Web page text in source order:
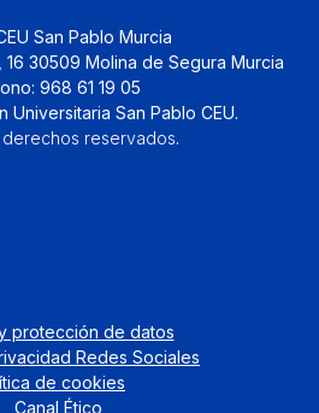
San Pablo Murcia
16 30509 Molina de Segura Murcia
968 61 19 05
San Pablo CEU.
reservados.
protección de datos
Redes Sociales
de cookies
Canal Ético